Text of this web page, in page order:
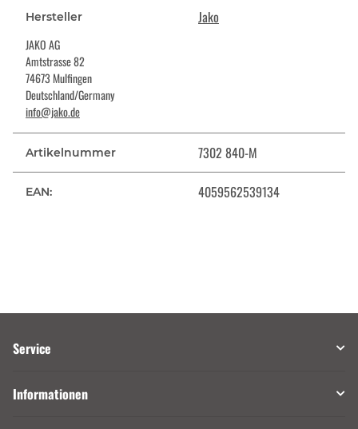
Hersteller Jako
JAKO AG
Amtstrasse 82
74673 Mulfingen
Deutschland/Germany
info@jako.de
Artikelnummer 7302 840-M
EAN: 4059562539134
Service
Informationen